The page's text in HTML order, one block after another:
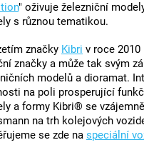
" oživuje železniční
s různou tematikou.
značky Kibri v roce
značky a může tak svým
modelů a dioramat.
na poli prosperující
a formy Kibri® se
na trh kolejových
se zde na speciální